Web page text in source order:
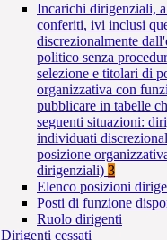
Incarichi dirigenziali,
conferiti, ivi inclusi
discrezionalmente
politico senza
selezione e titolari di
organizzativa con
pubblicare in tabelle
seguenti situazioni:
individuati
posizione
dirigenziali) 3
Elenco posizioni
Posti di funzione
Ruolo dirigenti
Dirigenti cessati